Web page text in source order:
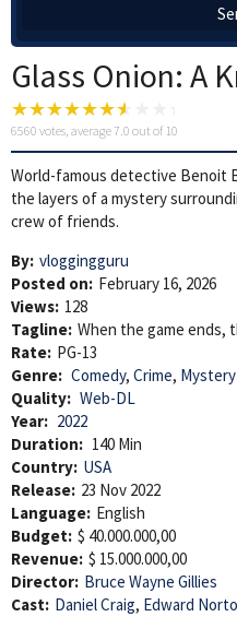
Glass Onion: A
6560 votes, average7.0 out of 10
World-famous detective Benoit
the layers of a mystery
crew of friends.
By: vloggingguru
Posted on: February 16, 2026
Views: 128
Tagline: When the game ends,
Rate: PG-13
Genre: Comedy, Crime, Mystery
Quality: Web-DL
Year: 2022
Duration: 140 Min
Country: USA
Release: 23 Nov 2022
Language: English
Budget: $ 40.000.000,00
Revenue: $ 15.000.000,00
Director: Bruce Wayne Gillies
Cast: Daniel Craig, Edward